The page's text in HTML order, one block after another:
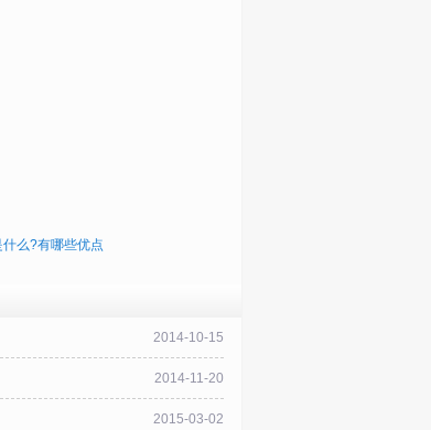
么?有哪些优点
2014-10-15
2014-11-20
2015-03-02